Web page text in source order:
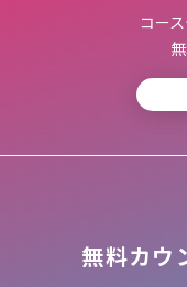
コー
無料カウ